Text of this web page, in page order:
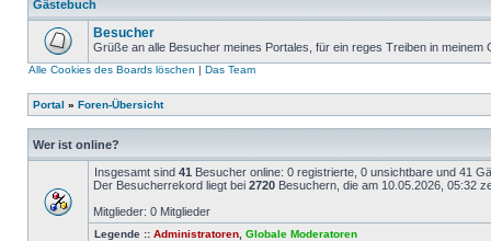
Gästebuch
Besucher
Grüße an alle Besucher meines Portales, für ein reges Treiben in
Alle Cookies des Boards löschen | Das Team
Portal » Foren-Übersicht
Wer ist online?
Insgesamt sind 41 Besucher online: 0 registrierte, 0 unsichtbare und 41
Der Besucherrekord liegt bei 2720 Besuchern, die am 10.05.2026, 05:32
Mitglieder: 0 Mitglieder
Legende :: Administratoren Globale Moderatoren